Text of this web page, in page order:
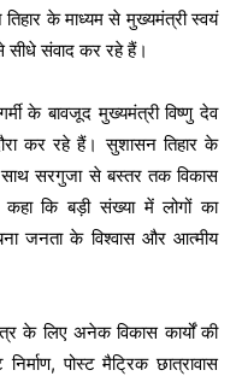
के माध्यम से मुख्यमंत्री स्वयं
संवाद कर रहे हैं।
के बावजूद मुख्यमंत्री विष्णु देव
कर रहे हैं। सुशासन तिहार के
सरगुजा से बस्तर तक विकास
कि बड़ी संख्या में लोगों का
जनता के विश्वास और आत्मीय
के लिए अनेक विकास कार्यों की
पोस्ट मैट्रिक छात्रावास